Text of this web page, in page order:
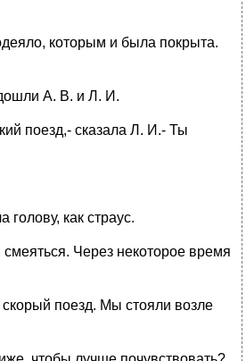
которым и была покрыта.
А. В. и Л. И.
поезд,- сказала Л. И.- Ты
голову, как страус.
Через некоторое время
скорый поезд. Мы стояли возле